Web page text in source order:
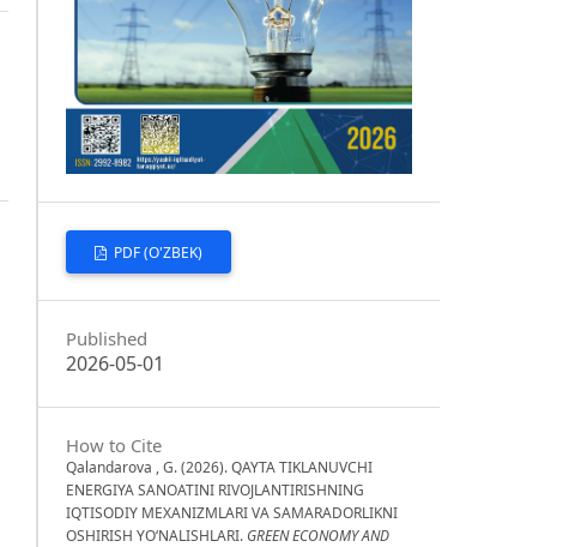
PDF (O'ZBEK)
Published
2026-05-01
How to Cite
Qalandarova , G. (2026). QAYTA TIKLANUVCHI
ENERGIYA SANOATINI RIVOJLANTIRISHNING
IQTISODIY MEXANIZMLARI VA SAMARADORLIKNI
OSHIRISH YO‘NALISHLARI. GREEN ECONOMY AND